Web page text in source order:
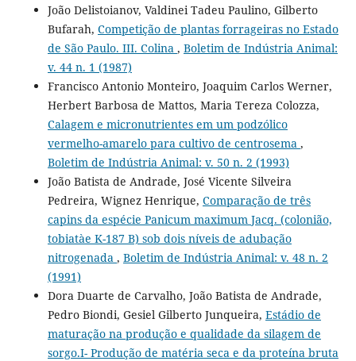
João Delistoianov, Valdinei Tadeu Paulino, Gilberto
Bufarah, Competição de plantas forrageiras no Estado
de São Paulo. III. Colina , Boletim de Indústria Animal:
v. 44 n. 1 (1987)
Francisco Antonio Monteiro, Joaquim Carlos Werner,
Herbert Barbosa de Mattos, Maria Tereza Colozza,
Calagem e micronutrientes em um podzólico
vermelho-amarelo para cultivo de centrosema ,
Boletim de Indústria Animal: v. 50 n. 2 (1993)
João Batista de Andrade, José Vicente Silveira
Pedreira, Wignez Henrique, Comparação de três
capins da espécie Panicum maximum Jacq. (colonião,
tobiatàe K-187 B) sob dois níveis de adubação
nitrogenada , Boletim de Indústria Animal: v. 48 n. 2
(1991)
Dora Duarte de Carvalho, João Batista de Andrade,
Pedro Biondi, Gesiel Gilberto Junqueira, Estádio de
maturação na produção e qualidade da silagem de
sorgo.I- Produção de matéria seca e da proteína bruta